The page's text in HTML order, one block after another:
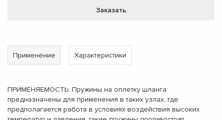
Заказать
Применение Характеристики
ПРИМЕНЯЕМОСТЬ: Пружины на оплетку шланга
предназначены для применения в таких узлах, где
предполагается работа в условиях воздействия высоких